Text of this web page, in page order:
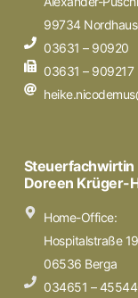
99734
03631 – 90920
03631 – 909217
Steuerfachwirtin
Doreen Krüger-
Home-Office:
Hospitalstraße 19
06536 Berga
034651 –